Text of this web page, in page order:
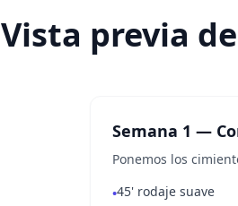
Vista previa
Semana 1 —
Ponemos los
•45' rodaje suave